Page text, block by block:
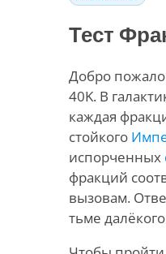
Тест
Добро
40K. В
каждая
стойкого
испорченных
фракций
вызовам.
тьме